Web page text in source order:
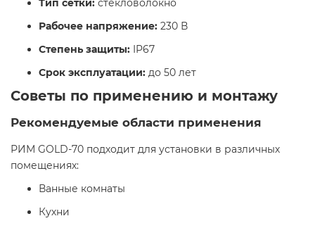
Тип сетки: стекловолокно
Рабочее напряжение: 230 В
Степень защиты: IP67
Срок эксплуатации: до 50 лет
Советы по применению и монтажу
Рекомендуемые области применения
РИМ GOLD-70 подходит для установки в различных
помещениях:
Ванные комнаты
Кухни